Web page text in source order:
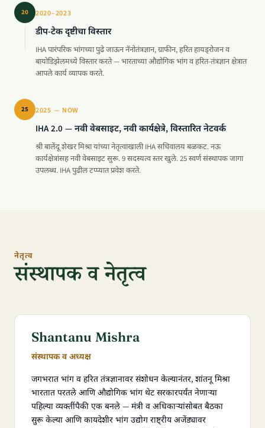
20 2020–2023
डीप-टेक दृष्टीचा विस्तार
IHA पारंपरिक भांगच्या पुढे जाऊन नॅनोतंत्रज्ञान, ग्राफीन, हरित हायड्रोजन व
बायोडिझेलमध्ये विस्तार करते — भारताच्या औद्योगिक भांग व हरित-तंत्रज्ञान क्षेत्रात
आपले कार्य व्यापक करते.
25 2025 — NOW
IHA 2.0 — नवी वेबसाइट, नवी कार्यक्षेत्रे, विस्तारित नेटवर्क
श्री बालेंदू शेखर मिश्रा यांच्या नेतृत्वाखाली IHA सचिवालय बळकट. नऊ
कार्यक्षेत्रांसह नवी वेबसाइट सुरू. 9 सदस्यत्व स्तर खुले. 25 स्वर्ण संस्थापक जागा
उपलब्ध. IHA पुढील टप्प्यात प्रवेश करते.
नेतृत्व
संस्थापक व नेतृत्व
Shantanu Mishra
संस्थापक व अध्यक्ष
जगभरात भांग व हरित तंत्रज्ञानावर संशोधन केल्यानंतर, शांतनू मिश्रा
भारतात परतले आणि औद्योगिक भांग थेट सरकारपर्यंत नेणाऱ्या
पहिल्या व्यक्तींपैकी एक बनले — मंत्री व अधिकाऱ्यांसोबत बैठका
सुरू केल्या आणि कायदेशीर भांग उद्योग राष्ट्रीय अजेंड्यावर